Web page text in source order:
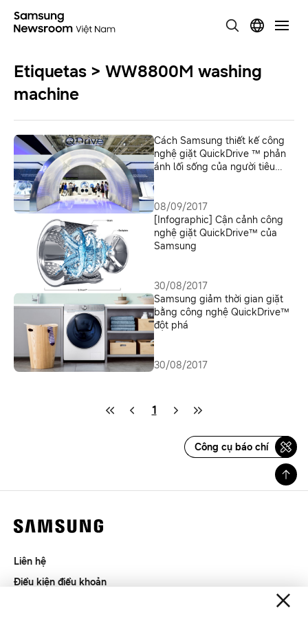
Etiquetas > WW8800M washing
machine
Cách Samsung thiết kế công
nghệ giặt QuickDrive ™ phản
ánh lối sống của người tiêu
08/09/2017
[Infographic] Cận cảnh công
nghệ giặt QuickDrive™ của
Samsung
30/08/2017
Samsung giảm thời gian giặt
bằng công nghệ QuickDrive™
đột phá
30/08/2017
1
Công cụ báo chí
Liên hệ
Điều kiện điều khoản